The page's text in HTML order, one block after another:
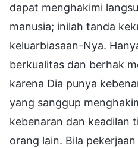
dapat menghakimi
manusia; inilah tanda
keluarbiasaan-Nya.
berkualitas dan berhak
karena Dia punya
yang sanggup
kebenaran dan keadilan
orang lain. Bila